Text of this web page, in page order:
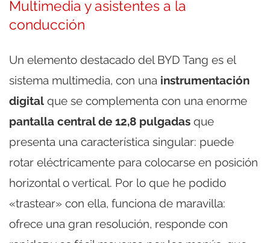
Multimedia y asistentes a la
conducción
Un elemento destacado del BYD Tang es el
sistema multimedia, con una instrumentación
digital que se complementa con una enorme
pantalla central de 12,8 pulgadas que
presenta una característica singular: puede
rotar eléctricamente para colocarse en posición
horizontal o vertical. Por lo que he podido
«trastear» con ella, funciona de maravilla:
ofrece una gran resolución, responde con